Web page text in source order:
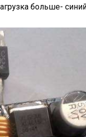
больше-